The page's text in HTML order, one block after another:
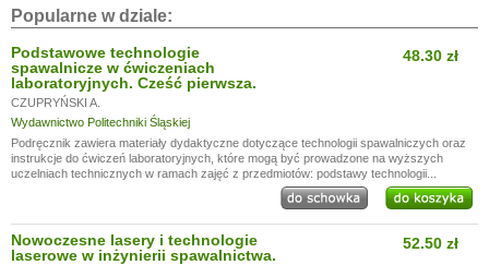
Popularne w dziale:
Podstawowe technologie
spawalnicze w ćwiczeniach
laboratoryjnych. Cześć pierwsza.
CZUPRYŃSKI A.
Wydawnictwo Politechniki Śląskiej
48.30 zł
Podręcznik zawiera materiały dydaktyczne dotyczące technologii spawalniczych oraz
instrukcje do ćwiczeń laboratoryjnych, które mogą być prowadzone na wyższych
uczelniach technicznych w ramach zajęć z przedmiotów: podstawy technologii...
Nowoczesne lasery i technologie
laserowe w inżynierii spawalnictwa.
52.50 zł